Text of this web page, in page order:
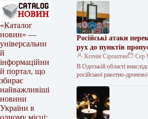
«Каталог
новин» —
універсальни
й
інформаційни
й портал, що
збирає
найважливіші
новини
України в
Російські атаки
рух до пунктів
кордоні з Молдовою
Ксенія Сіроштан
Сер
В Одеській області
російської ракетно-
<img…